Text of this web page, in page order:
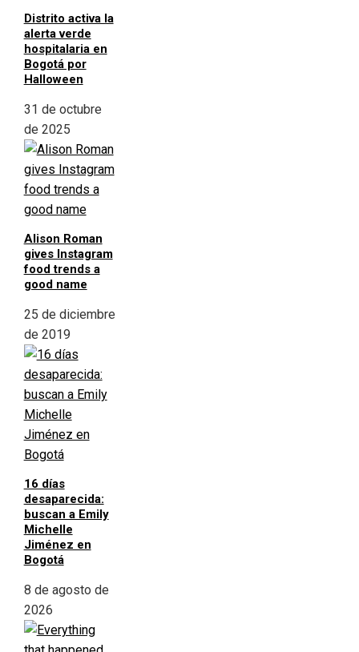
Distrito activa la
alerta verde
hospitalaria en
Bogotá por
Halloween
31 de octubre
de 2025
Alison Roman
gives Instagram
food trends a
good name
25 de diciembre
de 2019
16 días
desaparecida:
buscan a Emily
Michelle
Jiménez en
Bogotá
8 de agosto de
2026